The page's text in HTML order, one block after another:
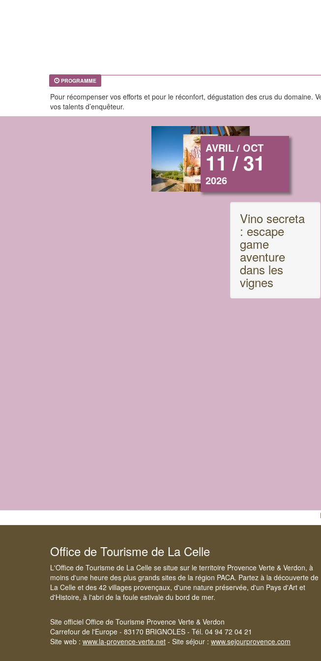
PROGRAMME
Pour récompenser vos efforts et pour le réconfort, dégustation des crus du domaine.
vos talents d’enquêteur.
AVRIL / OCT
11 / 31
2026
Vino secreta
: escape
game
aventure
dans les
vignes
Office de Tourisme de La Celle
L'Office de Tourisme de La Celle se situe sur le territoire Provence Verte & Verdon, à
moins d'une heure des plus grands sites de la région PACA. Partez à la découverte de
La Celle et des 42 villages provençaux, d'une nature préservée, d'un Pays d'Art et
d'Histoire, à l'abri de la foule estivale du bord de mer.
Site officiel Office de Tourisme Provence Verte & Verdon
Carrefour de l'Europe - 83170 BRIGNOLES - Tél. 04 94 72 04 21
Site web : www.la-provence-verte.net - Site séjour : www.sejourprovence.com